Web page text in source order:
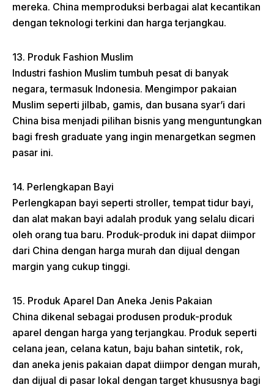
mereka. China memproduksi berbagai alat kecantikan
dengan teknologi terkini dan harga terjangkau.
13. Produk Fashion Muslim
Industri fashion Muslim tumbuh pesat di banyak
negara, termasuk Indonesia. Mengimpor pakaian
Muslim seperti jilbab, gamis, dan busana syar’i dari
China bisa menjadi pilihan bisnis yang menguntungkan
bagi fresh graduate yang ingin menargetkan segmen
pasar ini.
14. Perlengkapan Bayi
Perlengkapan bayi seperti stroller, tempat tidur bayi,
dan alat makan bayi adalah produk yang selalu dicari
oleh orang tua baru. Produk-produk ini dapat diimpor
dari China dengan harga murah dan dijual dengan
margin yang cukup tinggi.
15. Produk Aparel Dan Aneka Jenis Pakaian
China dikenal sebagai produsen produk-produk
aparel dengan harga yang terjangkau. Produk seperti
celana jean, celana katun, baju bahan sintetik, rok,
dan aneka jenis pakaian dapat diimpor dengan murah,
dan dijual di pasar lokal dengan target khususnya bagi